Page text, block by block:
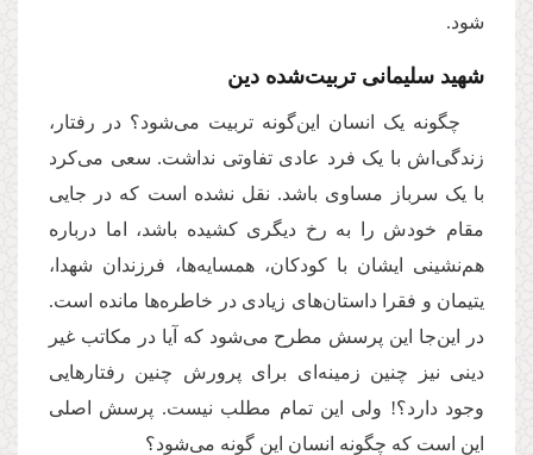
شود.
شهید سلیمانی تربیت‌شده دین
چگونه یک انسان این‌گونه تربیت می‌شود؟ در رفتار،
زندگی‌اش با یک فرد عادی تفاوتی نداشت. سعی می‌کرد
با یک سرباز مساوی باشد. نقل نشده است که در جایی
مقام خودش را به رخ دیگری کشیده باشد، اما درباره
هم‌نشینی ایشان با کودکان، همسایه‌ها، فرزندان شهدا،
یتیمان و فقرا داستان‌های زیادی در خاطره‌ها مانده است.
در این‌جا این پرسش مطرح می‌شود که آیا در مکاتب غیر
دینی نیز چنین زمینه‌ای برای پرورش چنین رفتارهایی
وجود دارد؟! ولی این تمام مطلب نیست. پرسش اصلی
این است که چگونه انسان این گونه می‌شود؟